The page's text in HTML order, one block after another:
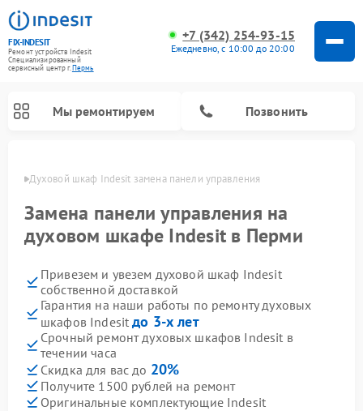
FIX-INDESIT
Ремонт устройств Indesit
Специализированный
cервисный центр г.Пермь
+7 (342) 254-93-15
Ежедневно, с 10:00 до 20:00
Мы ремонтируем Позвонить
Духовой шкаф Indesit замена панели управления
Замена панели управления на
духовом шкафе Indesit в Перми
Привезем и увезем духовой шкаф Indesit
собственной доставкой
Гарантия на наши работы по ремонту духовых
шкафов Indesitдо 3-х лет
Срочный ремонт духовых шкафов Indesit в
течении часа
Скидка для вас до 20%
Получите 1500 рублей на ремонт
Оригинальные комплектующие Indesit